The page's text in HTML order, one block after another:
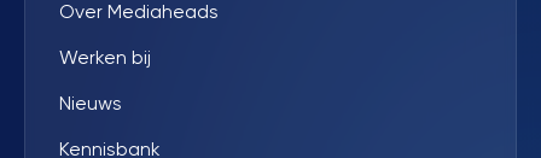
Over Mediaheads
Werken bij
Nieuws
Kennisbank